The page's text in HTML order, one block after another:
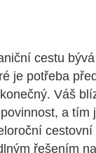
cestu
je potřeba
Váš
a tím
řešením